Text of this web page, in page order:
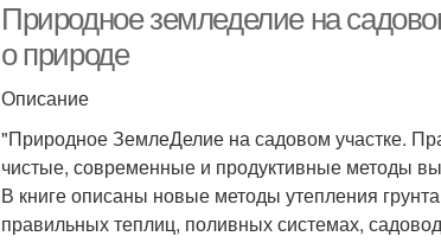
Природное земледелие на
о природе
Описание
"Природное ЗемлеДелие на садовом участке.
чистые, современные и продуктивные методы
В книге описаны новые методы утепления
правильных теплиц, поливных системах,